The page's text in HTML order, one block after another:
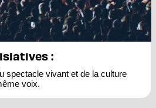
:
spectacle vivant et de la culture
voix.